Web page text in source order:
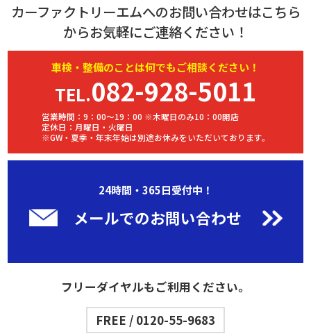
カーファクトリーエムへのお問い合わせはこちら
からお気軽にご連絡ください！
車検・ 整備のことは何でもご相談ください！
TEL.082-928-5011
営業時間：9：00～19：00 ※木曜日のみ10：00開店
定休日：月曜日・火曜日
※GW・夏季・年末年始は別途お休みをいただいております。
24時間・365日受付中！
メールでのお問い合わせ
フリーダイヤルもご利用ください。
FREE / 0120-55-9683